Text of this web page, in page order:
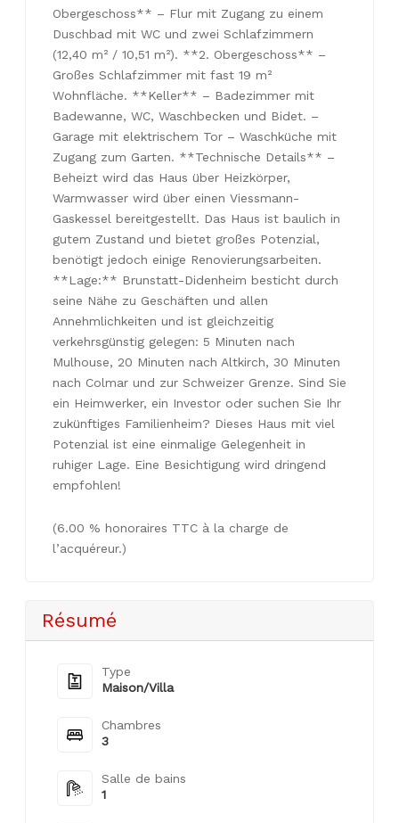
Obergeschoss** – Flur mit Zugang zu einem
Duschbad mit WC und zwei Schlafzimmern
(12,40 m² / 10,51 m²). **2. Obergeschoss** –
Großes Schlafzimmer mit fast 19 m²
Wohnfläche. **Keller** – Badezimmer mit
Badewanne, WC, Waschbecken und Bidet. –
Garage mit elektrischem Tor – Waschküche mit
Zugang zum Garten. **Technische Details** –
Beheizt wird das Haus über Heizkörper,
Warmwasser wird über einen Viessmann-
Gaskessel bereitgestellt. Das Haus ist baulich in
gutem Zustand und bietet großes Potenzial,
benötigt jedoch einige Renovierungsarbeiten.
**Lage:** Brunstatt-Didenheim besticht durch
seine Nähe zu Geschäften und allen
Annehmlichkeiten und ist gleichzeitig
verkehrsgünstig gelegen: 5 Minuten nach
Mulhouse, 20 Minuten nach Altkirch, 30 Minuten
nach Colmar und zur Schweizer Grenze. Sind Sie
ein Heimwerker, ein Investor oder suchen Sie Ihr
zukünftiges Familienheim? Dieses Haus mit viel
Potenzial ist eine einmalige Gelegenheit in
ruhiger Lage. Eine Besichtigung wird dringend
empfohlen!
(6.00 % honoraires TTC à la charge de
l’acquéreur.)
Résumé
Type
Maison/Villa
Chambres
3
Salle de bains
1